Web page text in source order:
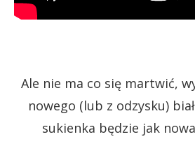
Ale nie ma co się martwić,
nowego (lub z odzysku)
sukienka będzie jak